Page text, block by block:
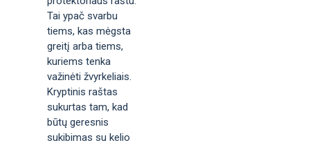
Tai ypač svarbu
tiems, kas mėgsta
greitį arba tiems,
kuriems tenka
važinėti žvyrkeliais.
Kryptinis raštas
sukurtas tam, kad
būtų geresnis
sukibimas su kelio